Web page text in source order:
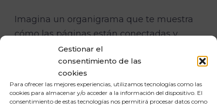
Gestionar el
consentimiento de las
cookies
Para ofrecer las mejores experiencias, utilizamos tecnologías como las
cookies para almacenar y/o acceder a la información del dispositivo. El
consentimiento de estas tecnologías nos permitirá procesar datos como
Imagina un organigrama que te muestra
cómo las páginas están conectadas y
ordenadas dentro del sitio.